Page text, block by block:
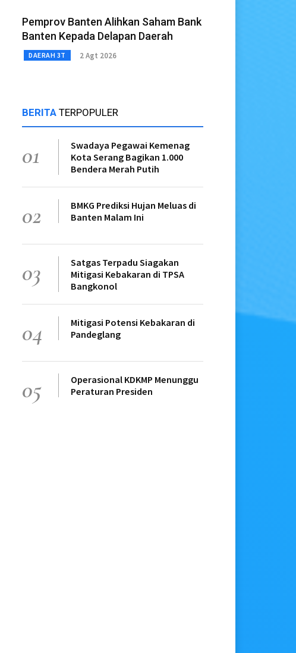
Pemprov Banten Alihkan Saham Bank
Banten Kepada Delapan Daerah
DAERAH 3T 2 Agt 2026
BERITA TERPOPULER
01
Swadaya Pegawai Kemenag
Kota Serang Bagikan 1.000
Bendera Merah Putih
02
BMKG Prediksi Hujan Meluas di
Banten Malam Ini
03
Satgas Terpadu Siagakan
Mitigasi Kebakaran di TPSA
Bangkonol
04
Mitigasi Potensi Kebakaran di
Pandeglang
05
Operasional KDKMP Menunggu
Peraturan Presiden